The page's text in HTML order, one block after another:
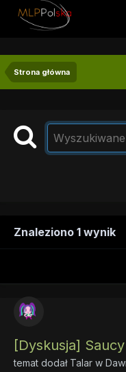
Strona główna
Znaleziono 1 wynik
[Dyskusja] Saucy
temat dodał Talar w